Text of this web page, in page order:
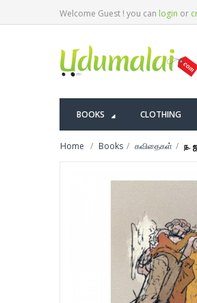
Welcome Guest ! you can login or
BOOKS CLOTHING
Home Books கவிதைகள் ந.